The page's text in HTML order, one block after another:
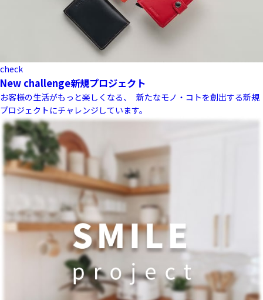
check
New challenge新規プロジェクト
お客様の生活がもっと楽しくなる、 新たなモノ・コトを創出する新規
プロジェクトにチャレンジしています。